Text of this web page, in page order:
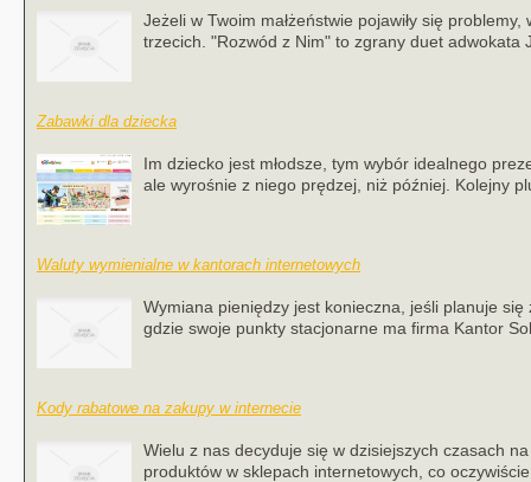
Jeżeli w Twoim małżeństwie pojawiły się
trzecich. "Rozwód z Nim" to zgrany duet adwokata
Zabawki dla dziecka
Im dziecko jest młodsze, tym wybór idealnego
ale wyrośnie z niego prędzej, niż później. Kolejny
Waluty wymienialne w kantorach internetowych
Wymiana pieniędzy jest konieczna, jeśli planuje
gdzie swoje punkty stacjonarne ma firma Kantor
Kody rabatowe na zakupy w internecie
Wielu z nas decyduje się w dzisiejszych czasach
produktów w sklepach internetowych, co